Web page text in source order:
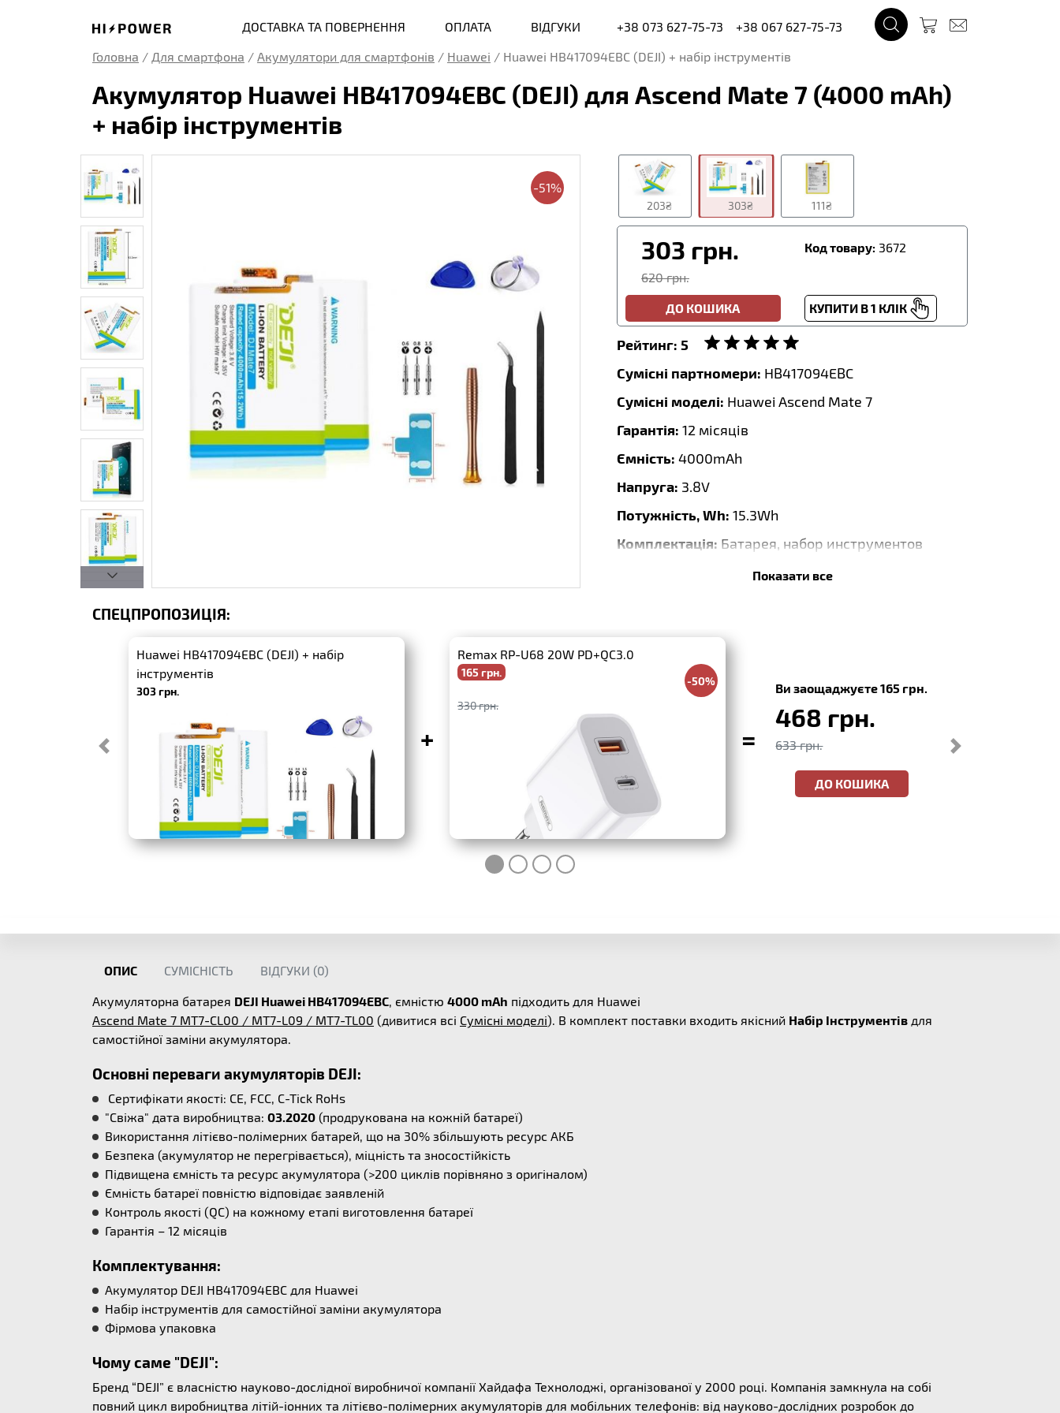
ДОСТАВКА ТА ПОВЕРНЕННЯ ОПЛАТА ВІДГУКИ +38 073 627-75-73
+38 067 627-75-73
Головна / Для смартфона / Акумулятори для смартфонів / Huawei / Huawei HB417094EBC (DEJI) + набір інструментів
Акумулятор Huawei HB417094EBC (DEJI) для Ascend Mate 7 (4000 mAh)
+ набір інструментів
-51%
203₴ 303₴ 111₴
303 грн.
620 грн.
Код товару: 3672
ДО КОШИКА КУПИТИ В 1 КЛІК
Рейтинг: 5
Сумісні партномери: HB417094EBC
Сумісні моделі: Huawei Ascend Mate 7
Гарантія: 12 місяців
Ємність: 4000mAh
Напруга: 3.8V
Потужність, Wh: 15.3Wh
Комплектація: Батарея, набор инструментов
92.80 x 68.67 x 4.02mm
Дата випуску:
Показати все
СПЕЦПРОПОЗИЦІЯ:
Huawei HB417094EBC (DEJI) + набір
інструментів
303 грн.
+
Remax RP-U68 20W PD+QC3.0
165 грн.
-50%
330 грн.
=
Ви заощаджуєте 165 грн.
468 грн.
633 грн.
ДО КОШИКА
ОПИС СУМІСНІСТЬ ВІДГУКИ (0)
Акумуляторна батарея DEJI Huawei HB417094EBC, ємністю 4000 mAh підходить для Huawei
Ascend Mate 7 MT7-CL00 / MT7-L09 / MT7-TL00 (дивитися всі Сумісні моделі). В комплект поставки входить якісний Набір Інструментів для
самостійної заміни акумулятора.
Основні переваги акумуляторів DEJI:
Сертифікати якості: CE, FCC, C-Tick RoHs
"Свіжа" дата виробництва: 03.2020 (продрукована на кожній батареї)
Використання літієво-полімерних батарей, що на 30% збільшують ресурс АКБ
Безпека (акумулятор не перегрівається), міцність та зносостійкість
Підвищена ємність та ресурс акумулятора (>200 циклів порівняно з оригіналом)
Ємність батареї повністю відповідає заявленій
Контроль якості (QC) на кожному етапі виготовлення батареї
Гарантія – 12 місяців
Комплектування:
Акумулятор DEJI HB417094EBC для Huawei
Набір інструментів для самостійної заміни акумулятора
Фірмова упаковка
Чому саме "DEJI":
Бренд “DEJI” є власністю науково-дослідної виробничої компанії Хайдафа Технолоджі, організованої у 2000 році. Компанія замкнула на собі
повний цикл виробництва літій-іонних та літієво-полімерних акумуляторів для мобільних телефонів: від науково-дослідних розробок до